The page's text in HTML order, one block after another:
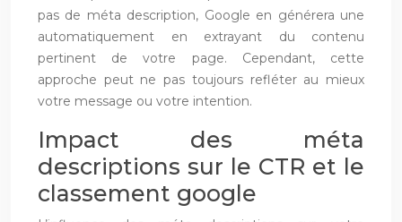
pas de méta description, Google en générera une
automatiquement en extrayant du contenu
pertinent de votre page. Cependant, cette
approche peut ne pas toujours refléter au mieux
votre message ou votre intention.
Impact des méta
descriptions sur le CTR et le
classement google